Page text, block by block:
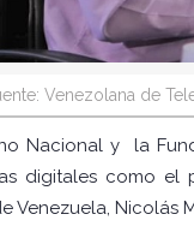
Venezolana de
Nacional y la
digitales como
Venezuela, Nicolás